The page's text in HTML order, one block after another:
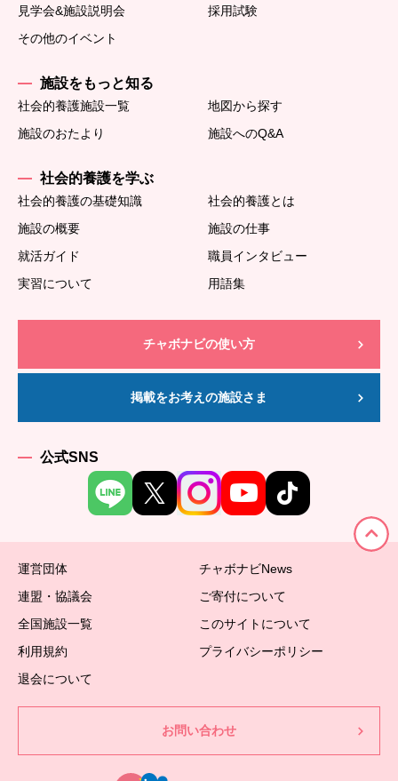
見学会&施設説明会
採用試験
その他のイベント
施設をもっと知る
社会的養護施設一覧
地図から探す
施設のおたより
施設へのQ&A
社会的養護を学ぶ
社会的養護の基礎知識
社会的養護とは
施設の概要
施設の仕事
就活ガイド
職員インタビュー
実習について
用語集
チャボナビの使い方
掲載をお考えの施設さま
公式SNS
運営団体
チャボナビNews
連盟・協議会
ご寄付について
全国施設一覧
このサイトについて
利用規約
プライバシーポリシー
退会について
お問い合わせ